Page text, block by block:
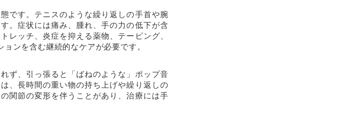
です。テニスのような繰り返しの手首や腕
。症状には痛み、腫れ、手の力の低下が含
レッチ、炎症を抑える薬物、テーピング、
ンを含む継続的なケアが必要です。
ず、引っ張ると「ばねのような」ポップ音
、長時間の重い物の持ち上げや繰り返しの
関節の変形を伴うことがあり、治療には手